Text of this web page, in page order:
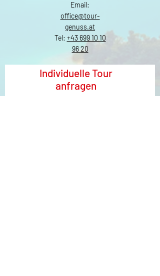
Email:
office@tour-
genuss.at
Tel: +43 699 10 10
96 20
Individuelle Tour
anfragen